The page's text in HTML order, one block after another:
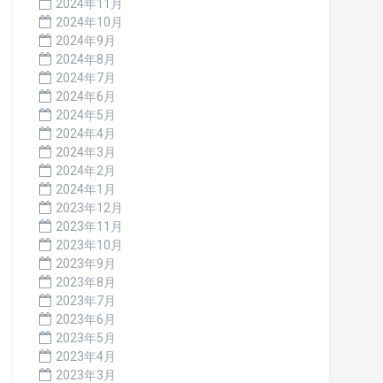
2024年11月
2024年10月
2024年9月
2024年8月
2024年7月
2024年6月
2024年5月
2024年4月
2024年3月
2024年2月
2024年1月
2023年12月
2023年11月
2023年10月
2023年9月
2023年8月
2023年7月
2023年6月
2023年5月
2023年4月
2023年3月